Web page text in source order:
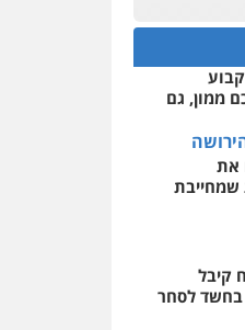
גיבוי
חדשה
לעורכי
ממון
ממון, גם
את
שמחייבת
קיבל
בחשד לסחר